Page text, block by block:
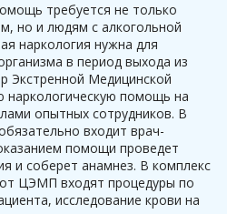
требуется не только
но и людям с алкогольной
наркология нужна для
в период выхода из
Экстренной Медицинской
помощь на
опытных сотрудников. В
входит врач-
помощи проведет
и соберет анамнез. В комплекс
ЦЭМП входят процедуры по
исследование крови на